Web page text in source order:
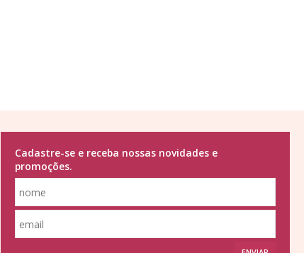
Cadastre-se e receba nossas novidades e
promoções.